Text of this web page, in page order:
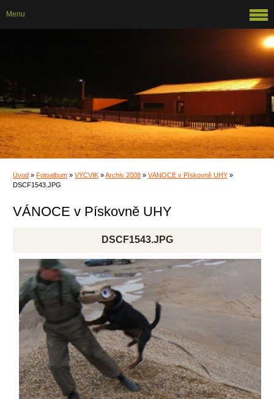
Úvod » Fotoalbum » VÝCVIK »Archiv 2008 » VÁNOCE v Pískovně UHY »
DSCF1543.JPG
VÁNOCE v Pískovně UHY
DSCF1543.JPG
Menu